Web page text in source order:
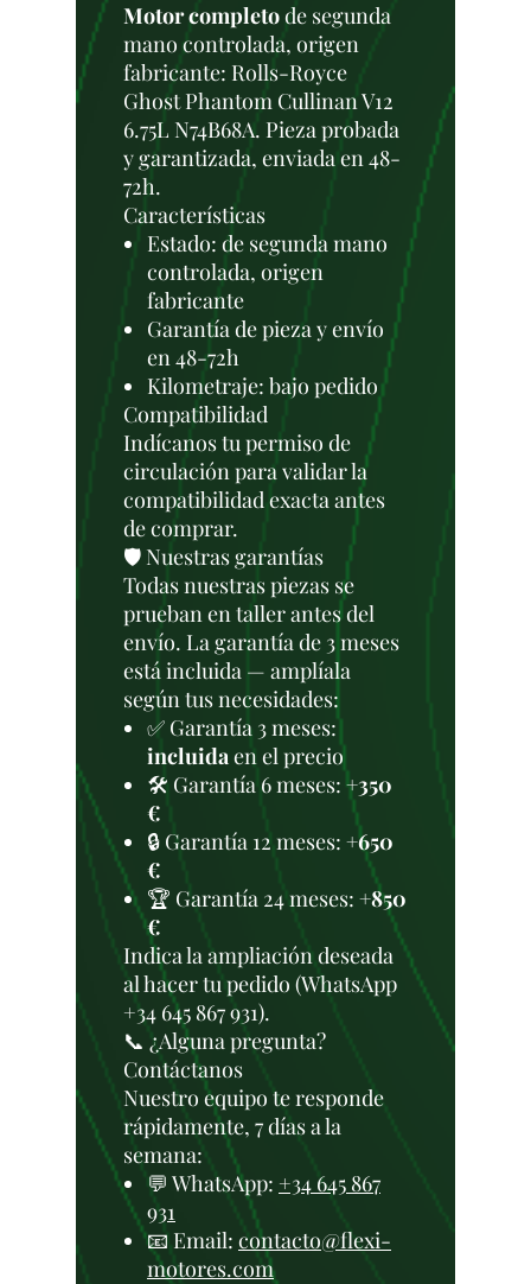
Motor completode segunda
mano controlada, origen
fabricante: Rolls-Royce
Ghost Phantom Cullinan V12
6.75L N74B68A. Pieza probada
y garantizada, enviada en 48-
72h.
Características
Estado: de segunda mano
controlada, origen
fabricante
Garantía de pieza y envío
en 48-72h
Kilometraje: bajo pedido
Compatibilidad
Indícanos tu permiso de
circulación para validar la
compatibilidad exacta antes
de comprar.
🛡️ Nuestras garantías
Todas nuestras piezas se
prueban en taller antes del
envío. La garantía de 3 meses
está incluida — amplíala
según tus necesidades:
✅ Garantía 3 meses:
incluidaen el precio
🛠️ Garantía 6 meses: +350
€
🔒 Garantía 12 meses: +650
€
🏆 Garantía 24 meses: +850
€
Indica la ampliación deseada
al hacer tu pedido (WhatsApp
+34 645 867 931).
📞 ¿Alguna pregunta?
Contáctanos
Nuestro equipo te responde
rápidamente, 7 días a la
semana:
💬 WhatsApp: +34 645 867
931
📧 Email: contacto@flexi-
motores.com